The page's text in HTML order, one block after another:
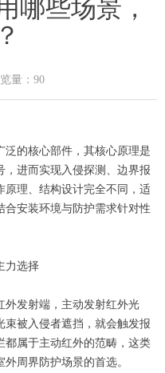
哪些场景，
泛的核心部件，其核心原理是
进而实现入侵探测、边界报
原理、结构设计完全不同，适
合安装环境与防护需求针对性
力选择
外发射端，主动发射红外光
束被入侵者遮挡，就会触发报
都属于主动红外的范畴，这类
周界防护场景的首选。
量： 90